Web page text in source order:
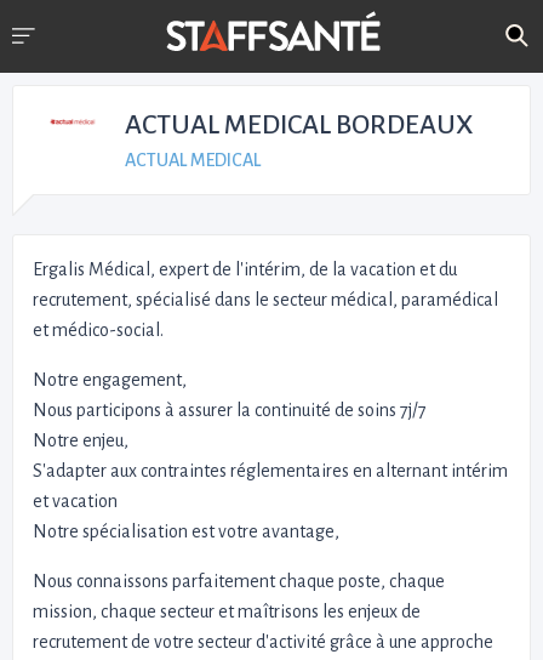
ACTUAL MEDICAL BORDEAUX
ACTUAL MEDICAL
Ergalis Médical, expert de l'intérim, de la vacation et du
recrutement, spécialisé dans le secteur médical, paramédical
et médico-social.
Notre engagement,
Nous participons à assurer la continuité de soins 7j/7
Notre enjeu,
S'adapter aux contraintes réglementaires en alternant intérim
et vacation
Notre spécialisation est votre avantage,
Nous connaissons parfaitement chaque poste, chaque
mission, chaque secteur et maîtrisons les enjeux de
recrutement de votre secteur d'activité grâce à une approche